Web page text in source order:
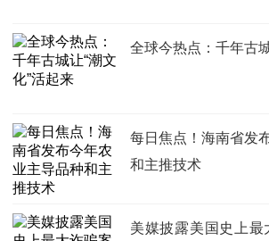
全球今热点：千年古
每日焦点！海南省发
和主推技术
美媒披露美国史上